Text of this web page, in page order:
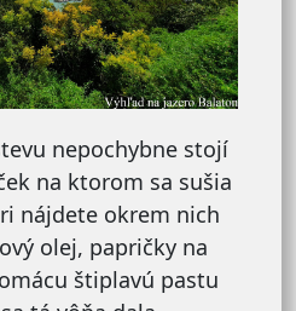
nepochybne stojí
na ktorom sa sušia
nájdete okrem nich
olej, papričky na
štiplavú pastu